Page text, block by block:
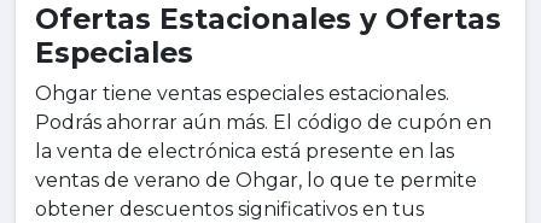
Ofertas Estacionales y Ofertas
Especiales
Ohgar tiene ventas especiales estacionales.
Podrás ahorrar aún más. El código de cupón en
la venta de electrónica está presente en las
ventas de verano de Ohgar, lo que te permite
obtener descuentos significativos en tus